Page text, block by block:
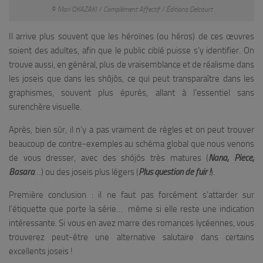
© Mari OKAZAKI / Complément Affectif / Éditions Delcourt
Il arrive plus souvent que les héroïnes (ou héros) de ces œuvres
soient des adultes, afin que le public ciblé puisse s’y identifier. On
trouve aussi, en général, plus de vraisemblance et de réalisme dans
les joseis que dans les shôjôs, ce qui peut transparaître dans les
graphismes, souvent plus épurés, allant à l’essentiel sans
surenchère visuelle.
Après, bien sûr, il n’y a pas vraiment de règles et on peut trouver
beaucoup de contre-exemples au schéma global que nous venons
de vous dresser, avec des shôjôs très matures (Nana, Piece,
Basara…) ou des joseis plus légers (Plus question de fuir !).
Première conclusion : il ne faut pas forcément s’attarder sur
l’étiquette que porte la série… même si elle reste une indication
intéressante. Si vous en avez marre des romances lycéennes, vous
trouverez peut-être une alternative salutaire dans certains
excellents joseis !